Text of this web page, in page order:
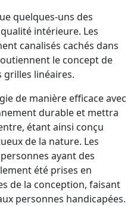
quelques-uns des
intérieure. Les
canalisés cachés dans
le concept de
grilles linéaires.
de manière efficace avec
durable et mettra
étant ainsi conçu
de la nature. Les
ayant des
été prises en
de la conception, faisant
personnes handicapées.